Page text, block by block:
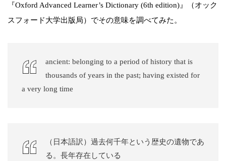
『Oxford Advanced Learner’s Dictionary (6th edition)』（オック
スフォード大学出版局）でその意味を調べてみた。
ancient: belonging to a period of history that is
thousands of years in the past; having existed for
a very long time
（日本語訳）過去何千年という歴史の遺物であ
る。長年存在している